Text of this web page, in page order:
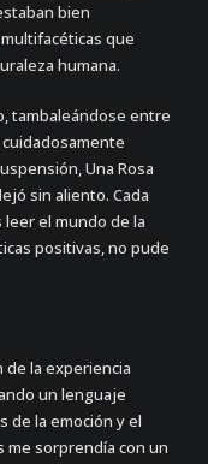
bien
que
humana.
tambaleándose entre
Una Rosa
sin aliento. Cada
el mundo de la
positivas, no pude
de la experiencia
un lenguaje
de la emoción y el
me sorprendía con un